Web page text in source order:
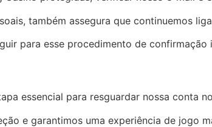
também assegura que continuemos
para esse procedimento de confirmação
essencial para resguardar nossa conta
e garantimos uma experiência de jogo